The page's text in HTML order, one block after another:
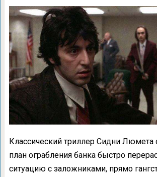
Классический триллер Сидни Люмета
план ограбления банка быстро
ситуацию с заложниками, прямо